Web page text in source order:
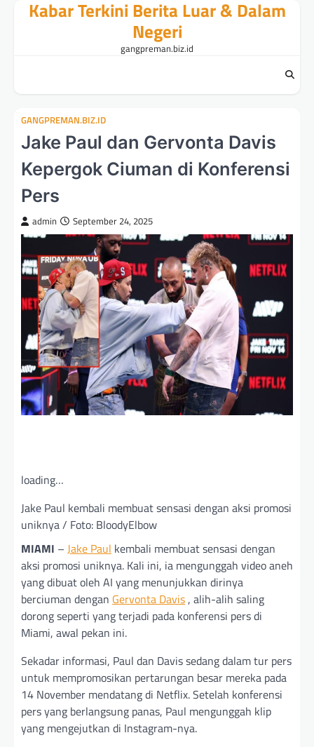
Kabar Terkini Berita Luar & Dalam
Negeri
gangpreman.biz.id
GANGPREMAN.BIZ.ID
Jake Paul dan Gervonta Davis
Kepergok Ciuman di Konferensi
Pers
admin September 24, 2025
loading…
Jake Paul kembali membuat sensasi dengan aksi promosi
uniknya / Foto: BloodyElbow
MIAMI – Jake Paul kembali membuat sensasi dengan
aksi promosi uniknya. Kali ini, ia mengunggah video aneh
yang dibuat oleh AI yang menunjukkan dirinya
berciuman dengan Gervonta Davis, alih-alih saling
dorong seperti yang terjadi pada konferensi pers di
Miami, awal pekan ini.
Sekadar informasi, Paul dan Davis sedang dalam tur pers
untuk mempromosikan pertarungan besar mereka pada
14 November mendatang di Netflix. Setelah konferensi
pers yang berlangsung panas, Paul mengunggah klip
yang mengejutkan di Instagram-nya.